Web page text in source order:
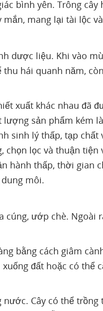
bình yên. Trông cây
mang lại tài lộc
dược liệu. Khi vào
hái quanh năm,
xuất khác nhau đã
sản phẩm kém
sinh lý thấp, tạp chất
chọn lọc và thuận tiện
hành thấp, thời gian
môi.
ướp chè. Ngoài
bằng cách giâm
đất hoặc có thể
Cây có thể trồng